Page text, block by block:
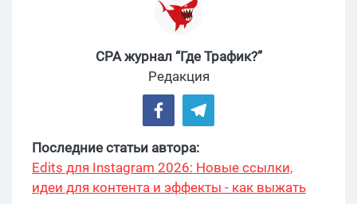
CPA журнал “Где Трафик?”
Редакция
Последние статьи автора:
Edits для Instagram 2026: Новые ссылки,
идеи для контента и эффекты - как выжать